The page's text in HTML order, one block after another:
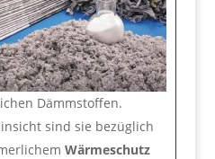
Dämmstoffen.
sind sie bezüglich
Wärmeschutz